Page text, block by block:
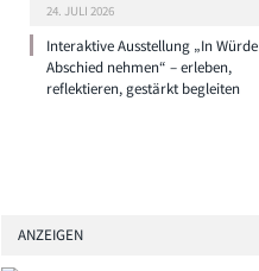
24. JULI 2026
Interaktive Ausstellung „In Würde
Abschied nehmen“ – erleben,
reflektieren, gestärkt begleiten
ANZEIGEN